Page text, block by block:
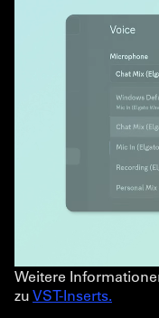
Weitere
zuVST-Inserts.